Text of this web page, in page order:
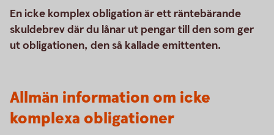
En icke komplex obligation är ett räntebärande
skuldebrev där du lånar ut pengar till den som ger
ut obligationen, den så kallade emittenten.
Allmän information om icke
komplexa obligationer